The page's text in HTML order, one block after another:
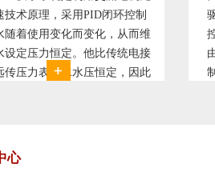
动装置/可编程序控制器S7-300/工
机及组态软件WINCC。机床行业
于其控制精度普遍使用交流伺服控
装置。图为我公司设计生产的机床
心